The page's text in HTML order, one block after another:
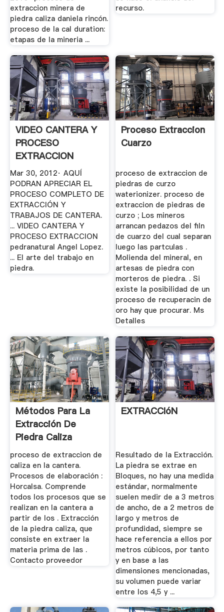
extraccion minera de
piedra caliza daniela rincón.
proceso de la cal duration:
etapas de la mineria ...
recurso.
VIDEO CANTERA Y
PROCESO
EXTRACCION
YouTube
Mar 30, 2012· AQUÍ
PODRAN APRECIAR EL
PROCESO COMPLETO DE
EXTRACCIÓN Y
TRABAJOS DE CANTERA.
... VIDEO CANTERA Y
PROCESO EXTRACCION
pedranatural Angel Lopez.
... El arte del trabajo en
piedra.
Proceso Extraccion
Cuarzo
proceso de extraccion de
piedras de curzo
waterionizer. proceso de
extraccion de piedras de
curzo ; Los mineros
arrancan pedazos del filn
de cuarzo del cual separan
luego las partculas .
Molienda del mineral, en
artesas de piedra con
morteros de piedra. . Si
existe la posibilidad de un
proceso de recuperacin de
oro hay que procurar. Ms
Detalles
Métodos Para La
Extracción De
Piedra Caliza
proceso de extraccion de
caliza en la cantera.
Procesos de elaboración :
Horcalsa. Comprende
todos los procesos que se
realizan en la cantera a
partir de los . Extracción
de la piedra caliza, que
consiste en extraer la
materia prima de las .
Contacto proveedor
EXTRACCIóN
Resultado de la Extracción.
La piedra se extrae en
Bloques, no hay una medida
estándar, normalmente
suelen medir de a 3 metros
de ancho, de a 2 metros de
largo y metros de
profundidad, siempre se
hace referencia a ellos por
metros cúbicos, por tanto
y en base a las
dimensiones mencionadas,
su volumen puede variar
entre los 4,5 y ...